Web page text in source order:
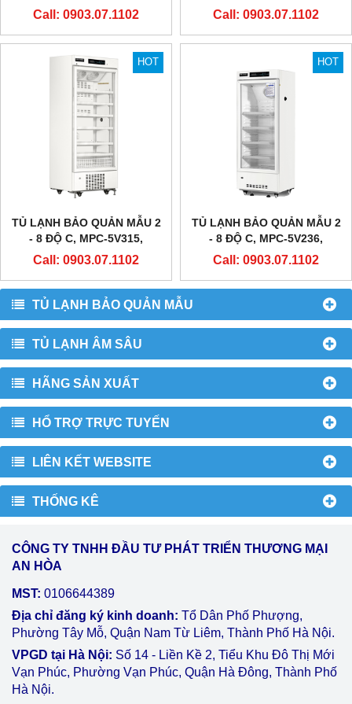
TỦ LẠNH BẢO QUẢN MẪU
TỦ LẠNH ÂM SÂU
HÃNG SẢN XUẤT
HỔ TRỢ TRỰC TUYẾN
LIÊN KẾT WEBSITE
THỐNG KÊ
METHER BIOMEDICAL
Call: 0903.07.1102
METHER BIOMEDICAL
Call: 0903.07.1102
HOT
TỦ LẠNH BẢO QUẢN MẪU 2
- 8 ĐỘ C, MPC-5V315,
METHER BIOMEDICAL
Call: 0903.07.1102
HOT
TỦ LẠNH BẢO QUẢN MẪU 2
- 8 ĐỘ C, MPC-5V236,
METHER BIOMEDICAL
Call: 0903.07.1102
CÔNG TY TNHH ĐẦU TƯ PHÁT TRIỂN THƯƠNG MẠI
AN HÒA
MST: 0106644389
Địa chỉ đăng ký kinh doanh: Tổ Dân Phố Phượng,
Phường Tây Mỗ, Quận Nam Từ Liêm, Thành Phố Hà Nội.
VPGD tại Hà Nội: Số 14 - Liền Kề 2, Tiểu Khu Đô Thị Mới
Vạn Phúc, Phường Vạn Phúc, Quận Hà Đông, Thành Phố
Hà Nội.